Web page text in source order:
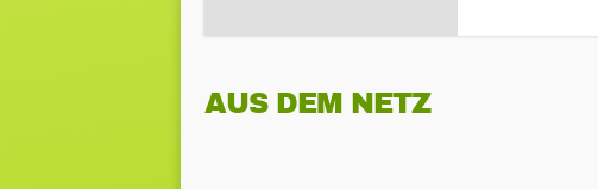
AUS DEM NETZ